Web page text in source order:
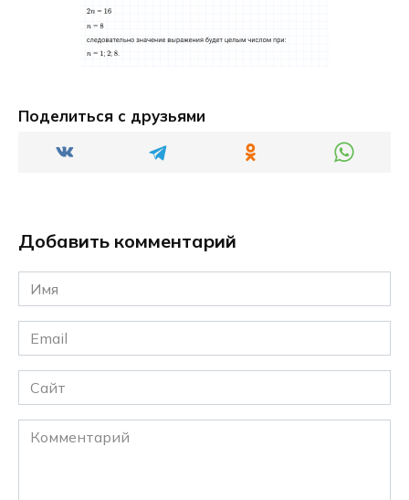
Поделиться с друзьями
Добавить комментарий
Имя
*
Email
*
Сайт
Комментарий